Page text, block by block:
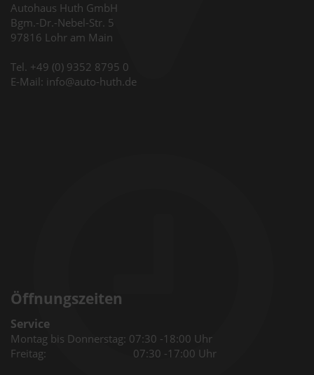
Autohaus Huth GmbH
Bgm.-Dr.-Nebel-Str. 5
97816 Lohr am Main
Tel. +49 (0) 9352 8795 0
E-Mail: info@auto-huth.de
Öffnungszeiten
Service
Montag bis Donnerstag: 07:30 -18:00 Uhr
Freitag: 07:30 -17:00 Uhr